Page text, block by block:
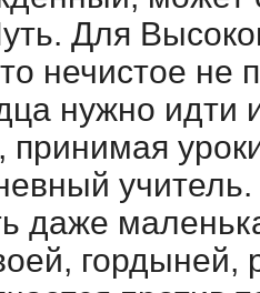
Для
нечистое не
нужно идти
принимая
даже